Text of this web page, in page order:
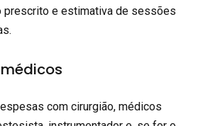
prescrito e estimativa de sessões
com cirurgião, médicos